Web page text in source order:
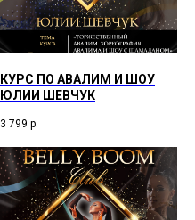
КУРС ПО АВАЛИМ И ШОУ
ЮЛИИ ШЕВЧУК
3 799 р.